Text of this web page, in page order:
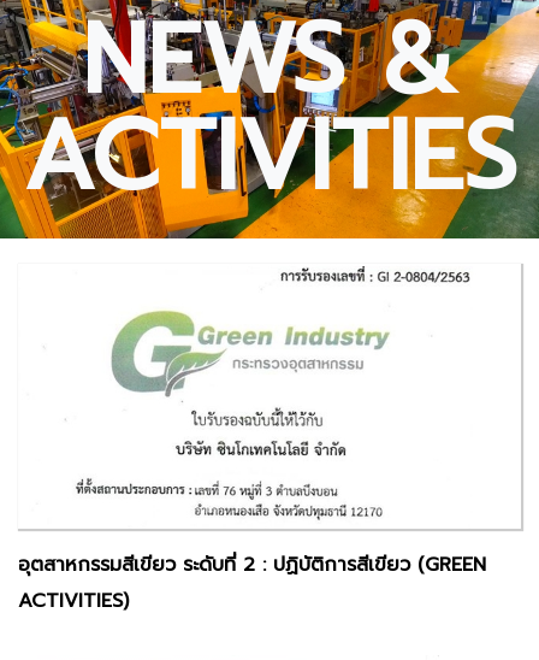
NEWS &
ACTIVITIES
อุตสาหกรรมสีเขียว ระดับที่ 2 : ปฏิบัติการสีเขียว (GREEN
ACTIVITIES)